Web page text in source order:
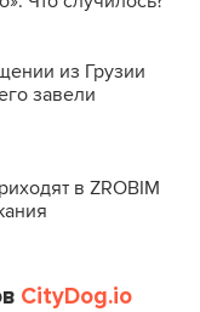
из Грузии
завели
в ZROBIM
CityDog.io